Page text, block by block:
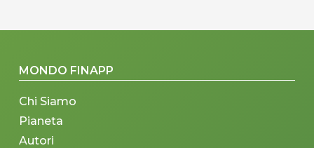
MONDO FINAPP
Chi Siamo
Pianeta
Autori